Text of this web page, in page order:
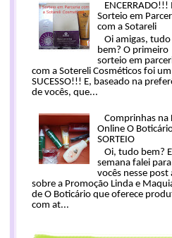
ENCERRADO!!!
Sorteio em
com a Sotareli
Oi amigas, tudo
bem? O primeiro
sorteio em
com a Sotereli Cosméticos foi um
SUCESSO!!! E, baseado na
de vocês, que...
Comprinhas na
Online O
SORTEIO
Oi, tudo bem?
semana falei para
vocês nesse post
sobre a Promoção Linda e
de O Boticário que oferece
com at...